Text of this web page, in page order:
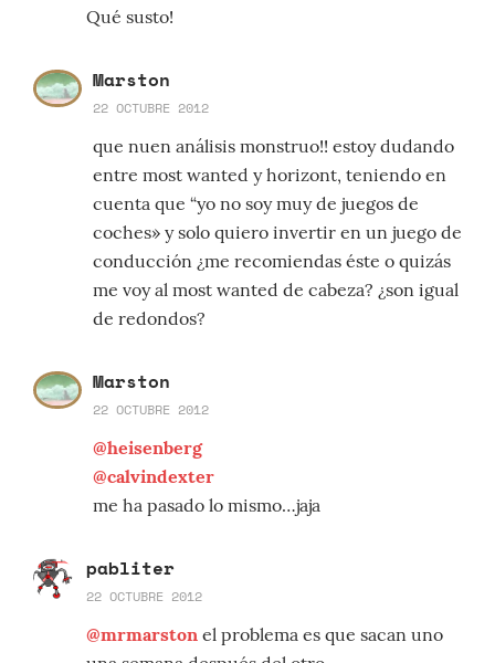
Qué susto!
Marston
22 OCTUBRE 2012
que nuen análisis monstruo!! estoy dudando
entre most wanted y horizont, teniendo en
cuenta que “yo no soy muy de juegos de
coches» y solo quiero invertir en un juego de
conducción ¿me recomiendas éste o quizás
me voy al most wanted de cabeza? ¿son igual
de redondos?
Marston
22 OCTUBRE 2012
@heisenberg
@calvindexter
me ha pasado lo mismo…jaja
pabliter
22 OCTUBRE 2012
@mrmarston el problema es que sacan uno